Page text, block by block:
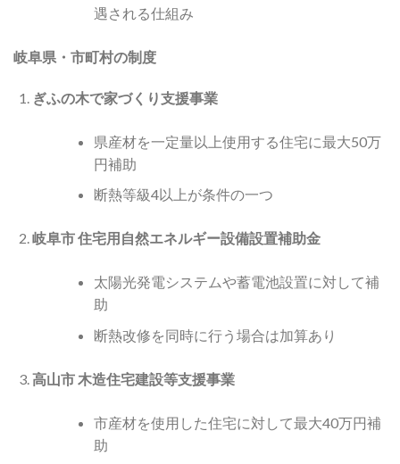
遇される仕組み
岐阜県・市町村の制度
ぎふの木で家づくり支援事業
県産材を一定量以上使用する住宅に最大50万
円補助
断熱等級4以上が条件の一つ
岐阜市 住宅用自然エネルギー設備設置補助金
太陽光発電システムや蓄電池設置に対して補
助
断熱改修を同時に行う場合は加算あり
高山市 木造住宅建設等支援事業
市産材を使用した住宅に対して最大40万円補
助